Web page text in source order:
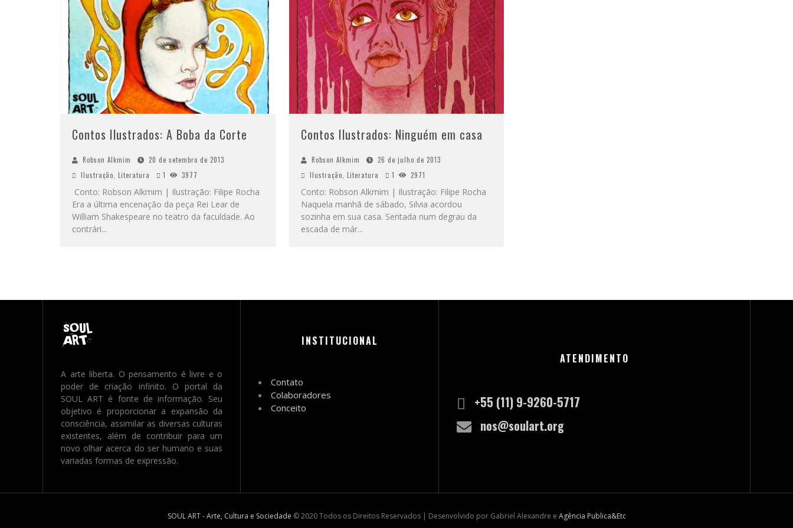
Contos Ilustrados: A Boba da Corte
Robson Alkmim
20 de setembro de 2013
Ilustração Literatura 1 3977
Conto: Robson Alkmim | Ilustração: Filipe Rocha
Era a última encenação da peça Rei Lear de
William Shakespeare no teatro da faculdade. Ao
contrári...
Contos Ilustrados: Ninguém em casa
Robson Alkmim
26 de julho de 2013
Ilustração Literatura 1 2971
Conto: Robson Alkmim | Ilustração: Filipe Rocha
Naquela manhã de sábado, Silvia acordou
sozinha em sua casa. Sentada num degrau da
escada de már...
A arte liberta. O pensamento é livre e o
poder de criação infinito. O portal da
SOUL ART é fonte de informação. Seu
objetivo é proporcionar a expansão da
consciência, assimilar as diversas culturas
existentes, além de contribuir para um
novo olhar acerca do ser humano e suas
variadas formas de expressão.
INSTITUCIONAL
Contato
Colaboradores
Conceito
ATENDIMENTO
+55 (11) 9-9260-5717
nos@soulart.org
SOUL ART - Arte, Cultura e Sociedade © 2020 Todos os Direitos Reservados | Desenvolvido por Gabriel Alexandre e Agência Publica&Etc